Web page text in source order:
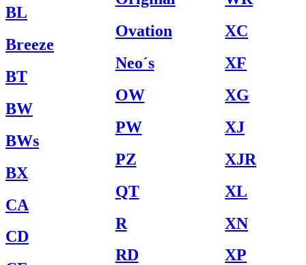
BL
Breeze
BT
BW
BWs
BX
CA
CD
Ovation
Neo´s
OW
PW
PZ
QT
R
RD
XC
XF
XG
XJ
XJR
XL
XN
XP